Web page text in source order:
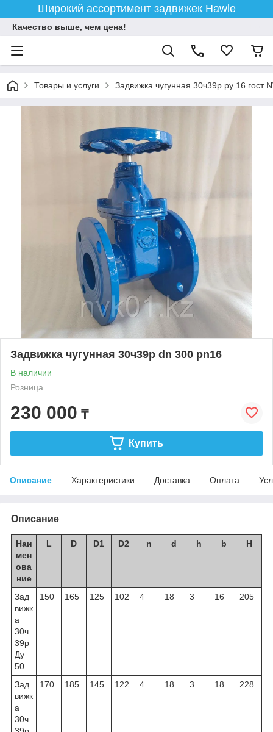
Широкий ассортимент задвижек Hawle
Качество выше, чем цена!
Товары и услуги Задвижка чугунная 30ч39р ру 16 гост
Задвижка чугунная 30ч39р dn 300 pn16
В наличии
Розница
230 000 ₸
Купить
Описание Характеристики Доставка Оплата
Описание
Наи
мен
ова
ние
L D D1 D2 n d h b H
Зад
вижк
а
30ч
39р
Ду
50
150 165 125 102 4 18 3 16 205
Зад
вижк
а
30ч
170 185 145 122 4 18 3 18 228